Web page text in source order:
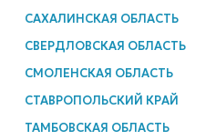
САХАЛИНСКАЯ ОБЛАСТЬ
СВЕРДЛОВСКАЯ ОБЛАСТЬ
СМОЛЕНСКАЯ ОБЛАСТЬ
СТАВРОПОЛЬСКИЙ КРАЙ
ТАМБОВСКАЯ ОБЛАСТЬ